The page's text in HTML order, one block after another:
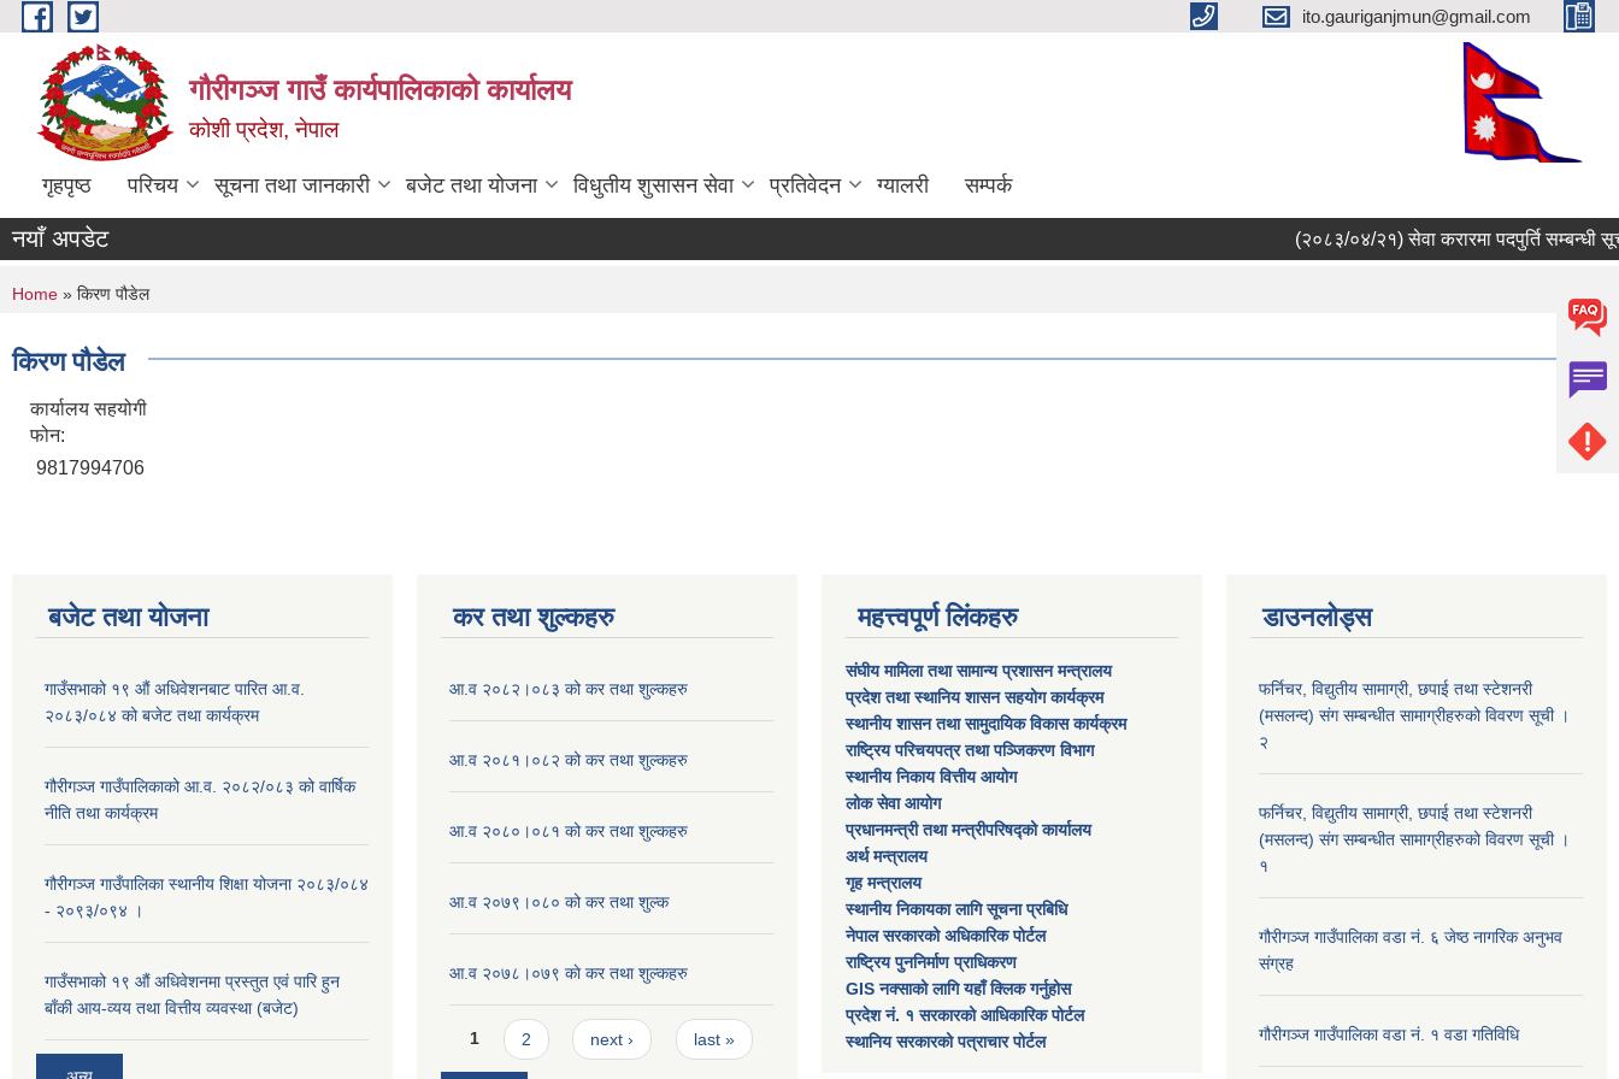
Skip to main content ito.gauriganjmun@gmail.com
गौरीगञ्‍ज गाउँ कार्यपालिकाको कार्यालय
कोशी प्रदेश, नेपाल
गृहपृष्ठ परिचय सूचना तथा जानकारी बजेट तथा योजना विधुतीय शुसासन सेवा प्रतिवेदन ग्यालरी सम्पर्क
नयाँ अपडेट (२०८३/०४/२१) सेवा करारमा पदपुर्ति सम्बन्धी
You are here
Home » किरण पौडेल
किरण पौडेल
कार्यालय सहयोगी
फोन:
9817994706
बजेट तथा याेजना
गाउँसभाको १९ औं अधिवेशनबाट पारित आ.व.
२०८३/०८४ को बजेट तथा कार्यक्रम
गौरीगञ्ज गाउँपालिकाको आ.व. २०८२/०८३ को वार्षिक
नीति तथा कार्यक्रम
गौरीगञ्ज गाउँपालिका स्थानीय शिक्षा योजना २०८३/०८४
- २०९३/०९४ ।
गाउँसभाको १९ ‌औं अधिवेशनमा प्रस्तुत एवं पारि हुन
बाँकी आय-व्यय तथा वित्तीय व्यवस्था (बजेट)
कर तथा शुल्कहरु
आ.व २०८२।०८३ को कर तथा शुल्कहरु
आ.व २०८१।०८२ को कर तथा शुल्कहरु
आ.व २०८०।०८१ को कर तथा शुल्कहरु
आ.व २०७९।०८० को कर तथा शुल्क
आ.व २०७८।०७९ काे कर तथा शुल्कहरु
Pages
1 2 next › last »
महत्त्वपूर्ण लिंकहरु
संघीय मामिला तथा सामान्य प्रशासन मन्त्रालय
प्रदेश तथा स्थानिय शासन सहयोग कार्यक्रम
स्थानीय शासन तथा सामुदायिक विकास कार्यक्रम
राष्ट्रिय परिचयपत्र तथा पञ्जिकरण विभाग
स्थानीय निकाय वित्तीय आयोग
लोक सेवा आयोग
प्रधानमन्त्री तथा मन्त्रीपरिषद्को कार्यालय
अर्थ मन्त्रालय
गृह मन्त्रालय
स्थानीय निकायका लागि सूचना प्रबिधि
नेपाल सरकारको अधिकारिक पोर्टल
राष्ट्रिय पुननिर्माण प्राधिकरण
GIS नक्साको लागि यहाँ क्लिक गर्नुहोस
प्रदेश नं. १ सरकारको आधिकारिक पोर्टल
स्थानिय सरकारको पत्राचार पोर्टल
डाउनलोड्स
फर्निचर, विद्युतीय सामाग्री, छपाई तथा स्टेशनरी
(मसलन्द) संग सम्बन्धीत सामाग्रीहरुको विवरण सूची ।
२
फर्निचर, विद्युतीय सामाग्री, छपाई तथा स्टेशनरी
(मसलन्द) संग सम्बन्धीत सामाग्रीहरुको विवरण सूची ।
१
गौरीगञ्‍ज गाउँपालिका वडा नं. ६ जेष्ठ नागरिक अनुभव
संग्रह
गौरीगञ्‍ज गाउँपालिका वडा नं. १ वडा गतिविधि